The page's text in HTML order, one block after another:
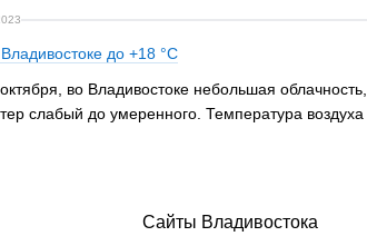
до +18 °C
во Владивостоке небольшая
слабый до умеренного. Температура
Сайты Владивостока